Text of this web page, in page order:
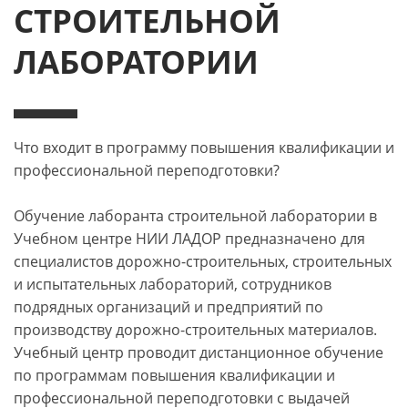
Электронные образовательные
ресурсы: электронные образовательные
ресурсы включают учебные материалы,
нормативные документы, презентационные
информационные материалы, применяемые
при обучении.
педагогическими
работниками:взаимодействие обучающихся с
педагогическими работниками может
осуществляться дистанционно с применением
электронного обучения, дистанционных
образовательных технологий, средств связи и
информационно-телекоммуникационной сети
«Интернет».
Библиотека: отдельная библиотека отсутствует.
СТРОИТЕЛЬНОЙ
ЛАБОРАТОРИИ
Что входит в программу повышения квалификации и
профессиональной переподготовки?
Обучение лаборанта строительной лаборатории в
Учебном центре НИИ ЛАДОР предназначено для
специалистов дорожно-строительных, строительных
и испытательных лабораторий, сотрудников
подрядных организаций и предприятий по
производству дорожно-строительных материалов.
Учебный центр проводит дистанционное обучение
по программам повышения квалификации и
профессиональной переподготовки с выдачей